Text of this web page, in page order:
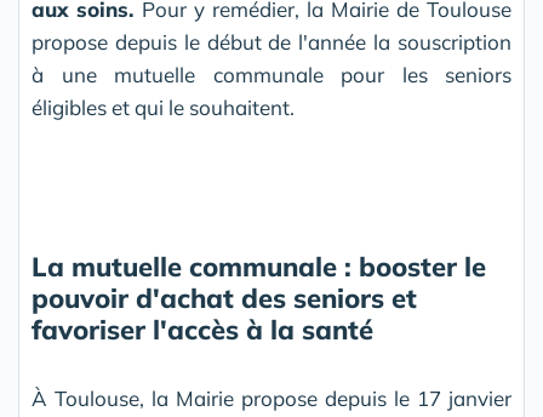
aux soins. Pour y remédier, la Mairie de Toulouse
propose depuis le début de l'année la souscription
à une mutuelle communale pour les seniors
éligibles et qui le souhaitent.
La mutuelle communale : booster le
pouvoir d'achat des seniors et
favoriser l'accès à la santé
À Toulouse, la Mairie propose depuis le 17 janvier